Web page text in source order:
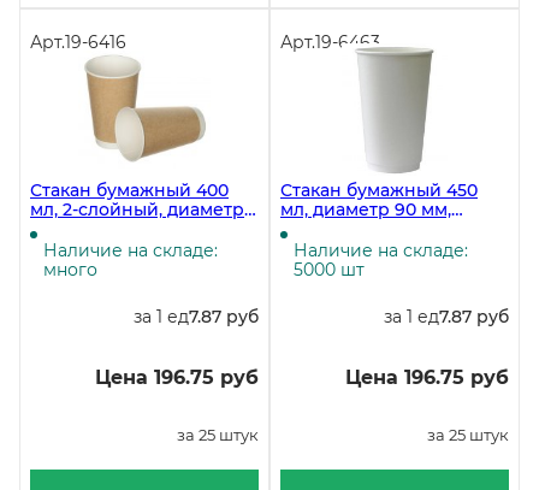
Арт.19-6416
Стакан бумажный 400
мл, 2-слойный, диаметр
90 мм, полный объем 530
мл, крафт, 25 штук
Наличие на складе:
много
за 1 ед7.87 руб
Цена 196.75 руб
за 25 штук
Арт.19-6463
Стакан бумажный 450
мл, диаметр 90 мм,
полный объем 530 мл,
белый, 25 штук
Наличие на складе:
5000 шт
за 1 ед7.87 руб
Цена 196.75 руб
за 25 штук